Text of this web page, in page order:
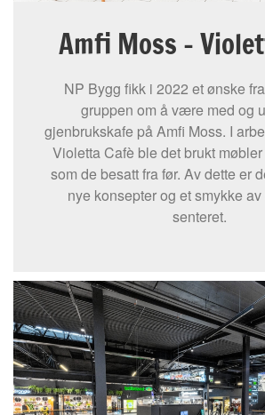
Amfi Moss –
NP Bygg fikk i 2022 et ønske
gruppen om å være med og
gjenbrukskafe på Amfi Moss. I
Violetta Cafè ble det brukt
som de besatt fra før. Av dette er
nye konsepter og et smykke
senteret.